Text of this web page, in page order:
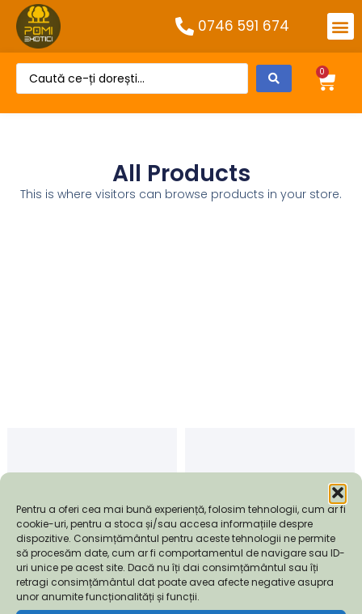
Pentru a oferi cea mai bună experiență, folosim tehnologii, cum ar fi
cookie-uri, pentru a stoca și/sau accesa informațiile despre
dispozitive. Consimțământul pentru aceste tehnologii ne permite
să procesăm date, cum ar fi comportamentul de navigare sau ID-
uri unice pe acest site. Dacă nu îți dai consimțământul sau îți
retragi consimțământul dat poate avea afecte negative asupra
unor anumite funcționalități și funcții.
0746 591 674
0
All Products
This is where visitors can browse products in your store.
Pomi Exotici pentru Romania